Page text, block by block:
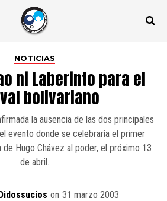
NOTICIAS
ni Laberinto para el
bolivariano
la ausencia de las dos principales
evento donde se celebraría el primer
de Hugo Chávez al poder, el próximo 13
de abril.
on 31 marzo 2003